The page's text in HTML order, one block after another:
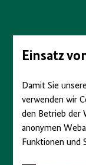
Seiteninhalt
springenEinsatz
Damit Sie
verwenden wir
den Betrieb der
anonymen
Funktionen und